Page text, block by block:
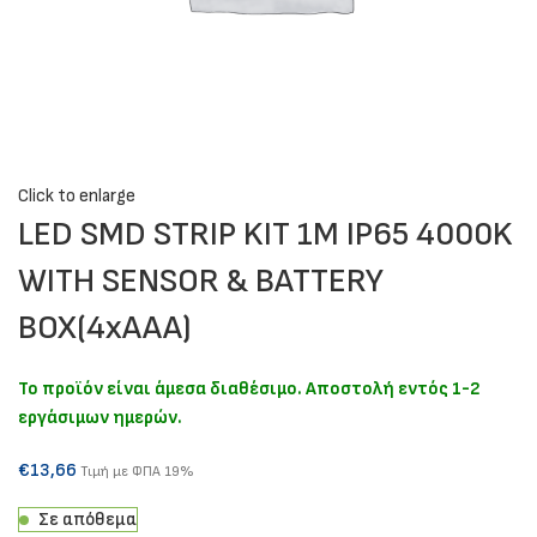
Click to enlarge
LED SMD STRIP KIT 1M IP65 4000K
WITH SENSOR & BATTERY
BOX(4xAAA)
Το προϊόν είναι άμεσα διαθέσιμο. Αποστολή εντός 1-2
εργάσιμων ημερών.
€13,66 Τιμή με ΦΠΑ 19%
Σε απόθεμα